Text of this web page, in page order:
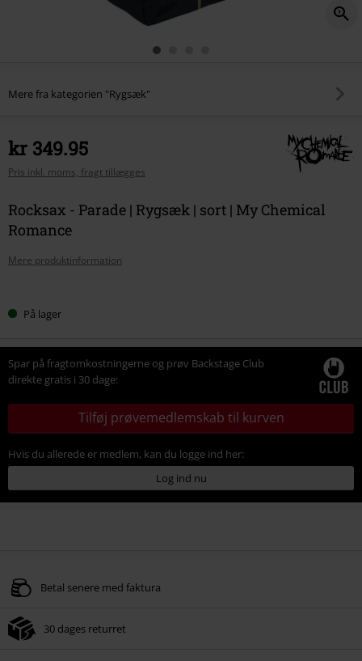
Mere fra kategorien "Rygsæk"
kr 349.95
Pris inkl. moms, fragt tillægges
Rocksax - Parade | Rygsæk | sort | My Chemical
Romance
Mere produktinformation
dinPå lager
Spar på fragtomkostningerne og prøv Backstage Club
direkte gratis i 30 dage:
Tilføj prøvemedlemskab til kurven
Hvis du allerede er medlem, kan du logge ind her:
Log ind nu
Betal senere med faktura
30 dages returret